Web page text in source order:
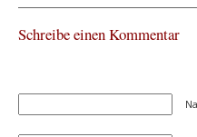
Schreibe einen Kommentar